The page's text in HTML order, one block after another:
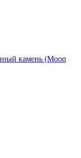
камень (Moon